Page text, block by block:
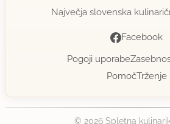
Največja slovenska
Facebook
Pogoji uporabe
PomočTrženje
© 2026 Spletna